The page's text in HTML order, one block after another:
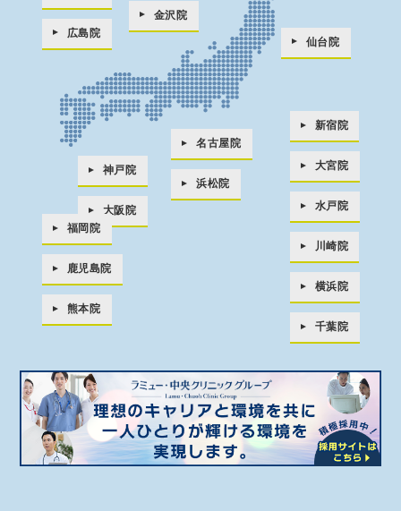
新宿院
大宮院
水戸院
川崎院
横浜院
千葉院
仙台院
名古屋院
浜松院
金沢院
神戸院
大阪院
広島院
福岡院
鹿児島院
熊本院